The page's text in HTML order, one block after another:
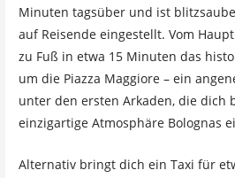
Minuten tagsüber und ist
auf Reisende eingestellt. Vom
zu Fuß in etwa 15 Minuten das
um die Piazza Maggiore – ein
unter den ersten Arkaden, die dich
einzigartige Atmosphäre Bolognas
Alternativ bringt dich ein Taxi für